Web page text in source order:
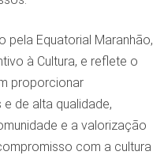
pela Equatorial Maranhão,
à Cultura, e reflete o
proporcionar
de alta qualidade,
e a valorização
com a cultura